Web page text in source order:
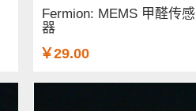
Fermion: MEMS 甲醛传感
器
￥29.00